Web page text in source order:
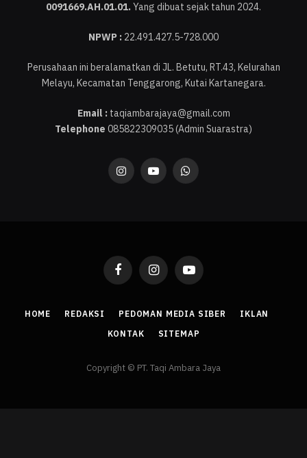
0091669.AH.01.01.Yang dibuat sejak tahun 2024.
NPWP : 22.491.427.5-728.000
Perusahaan ini beralamatkan di JL. Betutu, RT.43, Kelurahan
Melayu, Kecamatan Tenggarong, Kutai Kartanegara.
Email :taqiambarajaya@gmail.com
Telephone 085822309035 (Admin Suarastra)
InstagramYouTubeWhatsApp
FacebookInstagramYouTube
HOME REDAKSI PEDOMAN MEDIA SIBER
IKLAN
KONTAK
SITEMAP
Copyright © PT. Taqi Ambara Jaya